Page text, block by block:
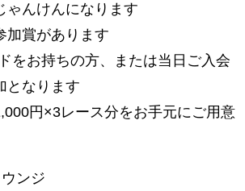
んけんになります
賞があります
をお持ちの方、または当日ご入会
となります
円×3レース分をお手元にご用意
ンジ